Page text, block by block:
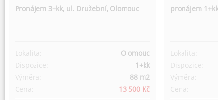
Pronájem 3+kk, ul. Družební, Olomouc
Lokalita:
Olomouc
Dispozice:
1+kk
Výměra:
88 m2
Cena:
13 500 Kč
pronájem
Lokalita:
Dispozice:
Výměra:
Cena: